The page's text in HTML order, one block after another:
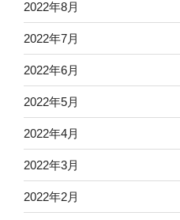
2022年8月
2022年7月
2022年6月
2022年5月
2022年4月
2022年3月
2022年2月